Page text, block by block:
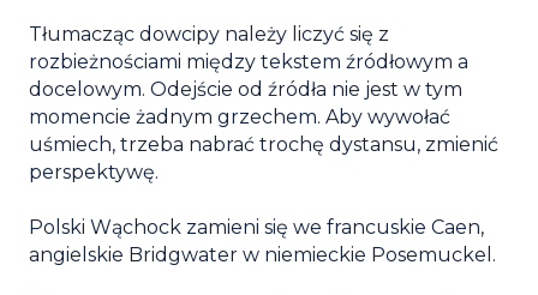
Tłumacząc dowcipy należy liczyć się z
rozbieżnościami między tekstem źródłowym a
docelowym. Odejście od źródła nie jest w tym
momencie żadnym grzechem. Aby wywołać
uśmiech, trzeba nabrać trochę dystansu, zmienić
perspektywę.
Polski Wąchock zamieni się we francuskie Caen,
angielskie Bridgwater w niemieckie Posemuckel.